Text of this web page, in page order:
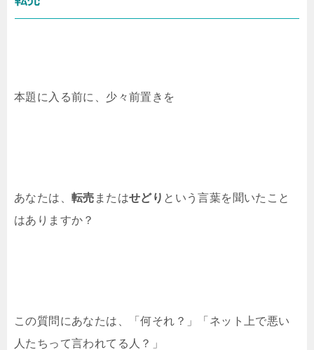
本題に入る前に、少々前置きを
あなたは、 転売 またはせどり という言葉を聞いたこと
はありますか？
この質問にあなたは、「何それ？」「ネット上で悪い
人たちって言われてる人？」